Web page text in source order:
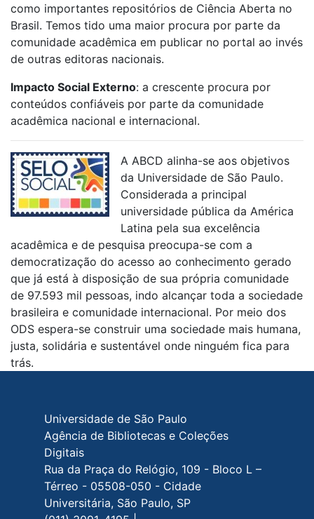
como importantes repositórios de Ciência Aberta no
Brasil. Temos tido uma maior procura por parte da
comunidade acadêmica em publicar no portal ao invés
de outras editoras nacionais.
Impacto Social Externo: a crescente procura por
conteúdos confiáveis por parte da comunidade
acadêmica nacional e internacional.
A ABCD alinha-se aos objetivos
da Universidade de São Paulo.
Considerada a principal
universidade pública da América
Latina pela sua excelência
acadêmica e de pesquisa preocupa-se com a
democratização do acesso ao conhecimento gerado
que já está à disposição de sua própria comunidade
de 97.593 mil pessoas, indo alcançar toda a sociedade
brasileira e comunidade internacional. Por meio dos
ODS espera-se construir uma sociedade mais humana,
justa, solidária e sustentável onde ninguém fica para
trás.
Rodapé do site
Universidade de São Paulo
Agência de Bibliotecas e Coleções
Digitais
Rua da Praça do Relógio, 109 - Bloco L –
Térreo - 05508-050 - Cidade
Universitária, São Paulo, SP